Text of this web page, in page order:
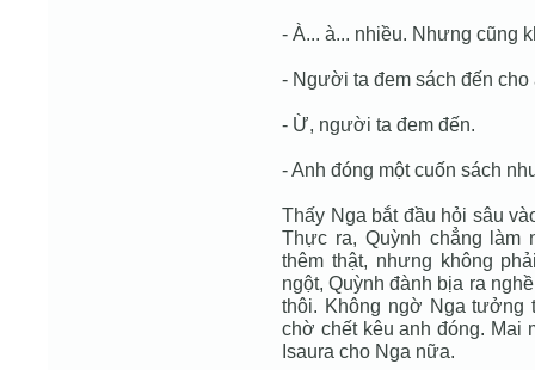
- À... à... nhiều. Nhưng cũng
- Người ta đem sách đến cho
- Ừ, người ta đem đến.
- Anh đóng một cuốn sách
Thấy Nga bắt đầu hỏi sâu
Thực ra, Quỳnh chẳng làm
thêm thật, nhưng không
ngột, Quỳnh đành bịa ra
thôi. Không ngờ Nga tưởng
chờ chết kêu anh đóng. Mai
Isaura cho Nga nữa.